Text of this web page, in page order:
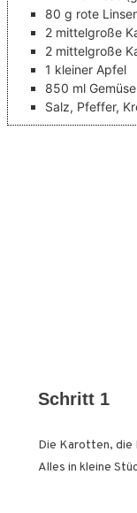
80 g rote
2 mittelgroße
2 mittelgroße
1 kleiner Apfel
850 ml
Salz, Pfeffer,
Schritt 1
Die Karotten, die
Alles in kleine